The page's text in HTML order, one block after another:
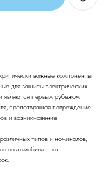
важные компоненты
для защиты электрических
являются первым рубежом
предотвращая повреждение
и возникновение
типов и номиналов,
автомобиля — от